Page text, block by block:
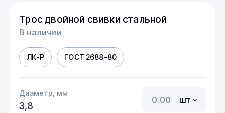
Трос двойной свивки стальной
В наличии
ЛК-Р ГОСТ 2688-80
Диаметр, мм
3,8
шт